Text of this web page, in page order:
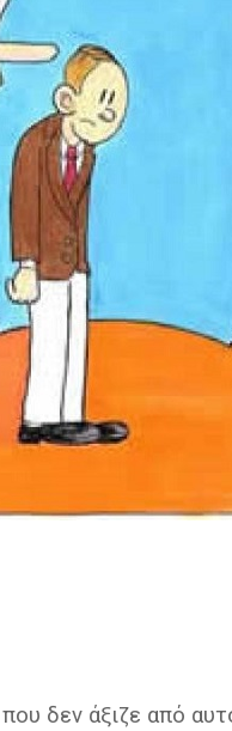
δεν άξιζε από